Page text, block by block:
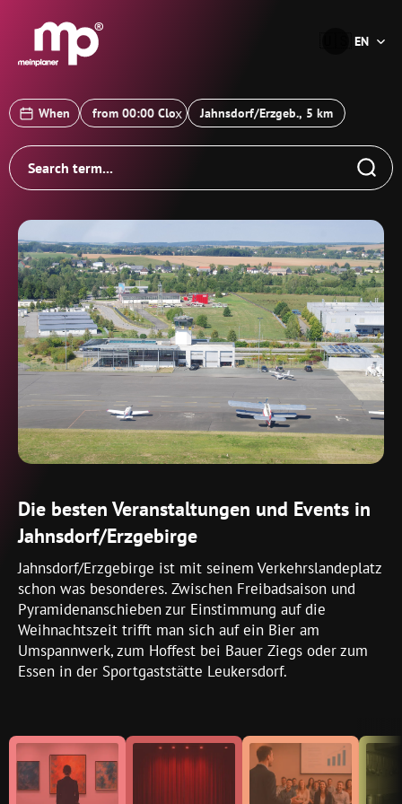
®
EN
When x Jahnsdorf/Erzgeb., 5 km
Die besten Veranstaltungen und Events in
Jahnsdorf/Erzgebirge
Jahnsdorf/Erzgebirge ist mit seinem Verkehrslandeplatz
schon was besonderes. Zwischen Freibadsaison und
Pyramidenanschieben zur Einstimmung auf die
Weihnachtszeit trifft man sich auf ein Bier am
Umspannwerk, zum Hoffest bei Bauer Ziegs oder zum
Essen in der Sportgaststätte Leukersdorf.